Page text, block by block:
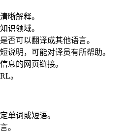
晰解释。
识领域。
否可以翻译成其他语言。
说明，可能对译员有所帮助。
息的网页链接。
。
单词或短语。
。